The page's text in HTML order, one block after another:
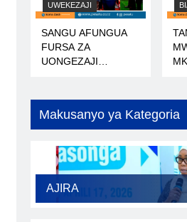
UWEKEZAJI
SANGU AFUNGUA
FURSA ZA
UONGEZAJI
Makusanyo ya Kategoria
AJIRA